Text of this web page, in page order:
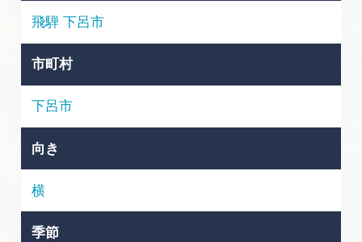
岐阜県アウトドア観光キャンペーン
岐阜県まるごと観光エリアガイド
岐阜県観光データベース
飛騨 下呂市
市町村
下呂市
向き
横
季節